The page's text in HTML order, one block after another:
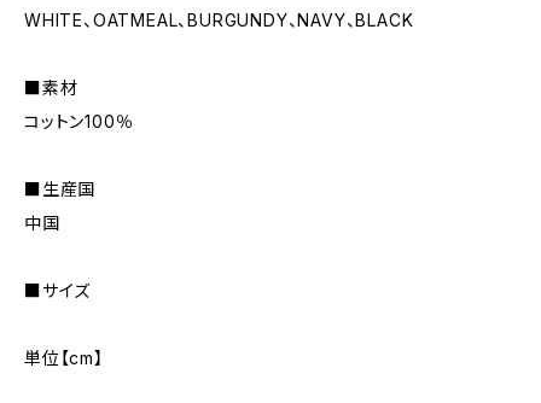
WHITE、OATMEAL、BURGUNDY、NAVY、BLACK
■素材
コットン100％
■生産国
中国
■サイズ
単位【cm】